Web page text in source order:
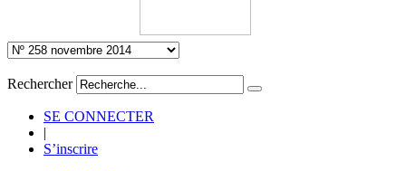
Rechercher
SE CONNECTER
|
S’inscrire